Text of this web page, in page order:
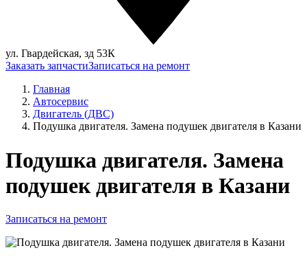
ул. Гвардейская, зд 53К
Заказать запчастиЗаписаться на ремонт
Главная
Автосервис
Двигатель (ДВС)
Подушка двигателя. Замена подушек двигателя в Казани
Подушка двигателя. Замена
подушек двигателя в Казани
Записаться на ремонт